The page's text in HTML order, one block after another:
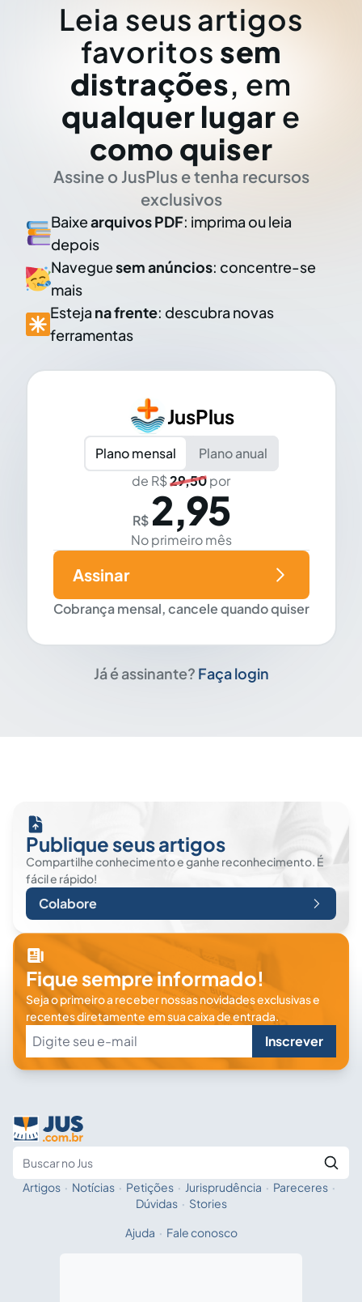
Leia seus artigos
favoritos sem
distrações, em
qualquer lugar e
como quiser
Assine o JusPlus e tenha recursos
exclusivos
Baixearquivos PDF: imprima ou leia
depois
Naveguesem anúncios: concentre-se
mais
Esteja na frente: descubra novas
ferramentas
JusPlus
Plano mensal
Plano anual
de R$29,50por
R$ 2,95
No primeiro mês
Cobrança mensal, cancele quando quiser
Assinar
Já é assinante? Faça login
Publique seus artigos
Compartilhe conhecimento e ganhe reconhecimento. É
fácil e rápido!
Colabore
Fique sempre informado!
Seja o primeiro a receber nossas novidades exclusivas e
recentes diretamente em sua caixa de entrada.
Inscrever
Fale com a IA
Artigos · Notícias · Petições · Jurisprudência · Pareceres ·
Dúvidas · Stories
Ajuda · Fale conosco